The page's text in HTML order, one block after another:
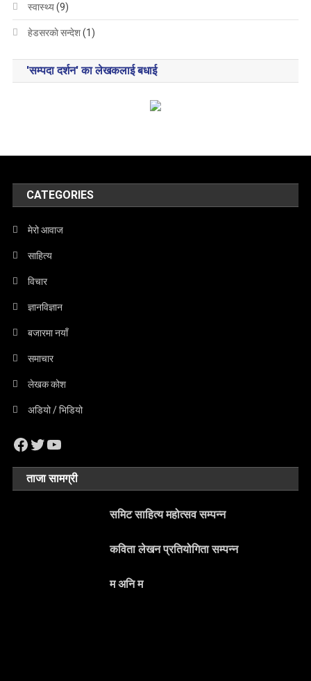
स्वास्थ्य(9)
हेडसरकाे सन्देश(1)
'सम्पदा दर्शन' का लेखकलाई बधाई
CATEGORIES
मेरो आवाज
साहित्य
विचार
ज्ञानविज्ञान
बजारमा नयाँ
समाचार
लेखक कोश
अडियो / भिडियो
Facebook
Twitter
YouTube
ताजा सामग्री
समिट साहित्य महोत्सव सम्पन्न
कविता लेखन प्रतियोगिता सम्पन्न
म अनि म